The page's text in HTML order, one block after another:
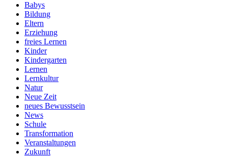
Babys
Bildung
Eltern
Erziehung
freies Lernen
Kinder
Kindergarten
Lernen
Lernkultur
Natur
Neue Zeit
neues Bewusstsein
News
Schule
Transformation
Veranstaltungen
Zukunft